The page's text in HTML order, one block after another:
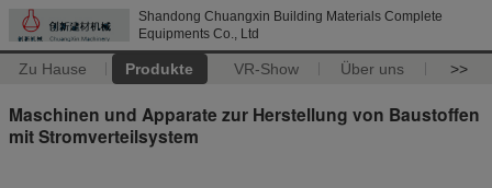
Shandong Chuangxin Building Materials Complete
Equipments Co., Ltd
Zu Hause Produkte VR-Show Über uns >>
Maschinen und Apparate zur Herstellung von Baustoffen
mit Stromverteilsystem